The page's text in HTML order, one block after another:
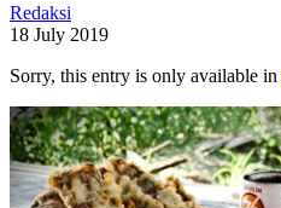
Redaksi
18 July 2019
Sorry, this entry is only available in